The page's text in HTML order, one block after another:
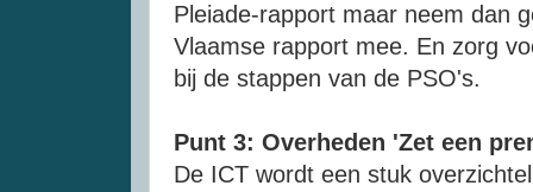
Pleiade-rapport maar neem dan
Vlaamse rapport mee. En zorg
bij de stappen van de PSO's.
Punt 3: Overheden 'Zet een
De ICT wordt een stuk